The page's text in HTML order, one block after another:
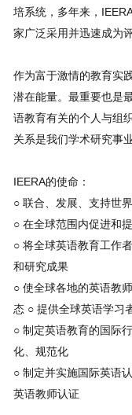
国际TESOL认证
版权所有 © 国际英语教育
培系统，多年来，
家广泛采用并迅速成为
作为富于激情的教育实
潜在能量。最重要也是
语教育有关的个人与组
关系是我们学术研究事
IEERA的使命：
○ 联合、发展、支持世
○ 在全球范围内促进和
○ 将全球英语教育工作
和研究成果
○ 使全球各地的英语教
态 ○ 提供全球英语学习
○ 制定英语教育的国际
化、规范化
○ 制定并实施国际英语
英语教师认证